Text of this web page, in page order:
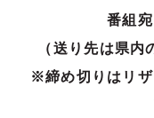
番組
（送り先は県内
※締め切りはリ